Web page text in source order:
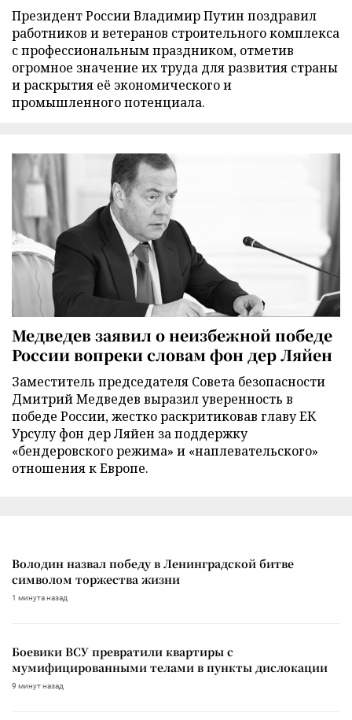
Президент России Владимир Путин поздравил
работников и ветеранов строительного комплекса
с профессиональным праздником, отметив
огромное значение их труда для развития страны
и раскрытия её экономического и
промышленного потенциала.
Медведев заявил о неизбежной победе
России вопреки словам фон дер Ляйен
Заместитель председателя Совета безопасности
Дмитрий Медведев выразил уверенность в
победе России, жестко раскритиковав главу ЕК
Урсулу фон дер Ляйен за поддержку
«бендеровского режима» и «наплевательского»
отношения к Европе.
Володин назвал победу в Ленинградской битве
символом торжества жизни
1 минута назад
Боевики ВСУ превратили квартиры с
мумифицированными телами в пункты дислокации
9 минут назад